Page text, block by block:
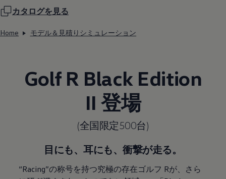
カタログを見る
Home モデル＆見積りシミュレーション
Golf R Black Edition
II 登場
(全国限定500台)
目にも、耳にも、衝撃が走る。
“Racing”の称号を持つ究極の存在ゴルフ Rが、さら